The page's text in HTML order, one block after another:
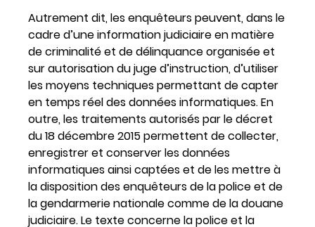
Autrement dit, les enquêteurs peuvent, dans le
cadre d’une information judiciaire en matière
de criminalité et de délinquance organisée et
sur autorisation du juge d’instruction, d’utiliser
les moyens techniques permettant de capter
en temps réel des données informatiques. En
outre, les traitements autorisés par le décret
du 18 décembre 2015 permettent de collecter,
enregistrer et conserver les données
informatiques ainsi captées et de les mettre à
la disposition des enquêteurs de la police et de
la gendarmerie nationale comme de la douane
judiciaire. Le texte concerne la police et la